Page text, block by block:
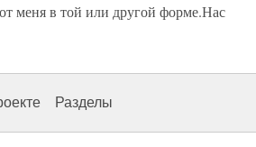
меня в той или другой форме.Нас
Разделы